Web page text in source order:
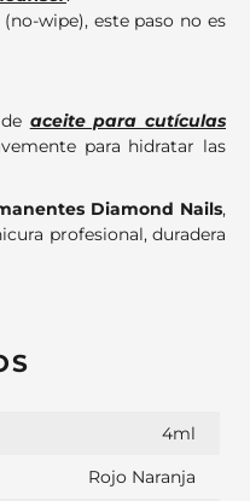
wipe), este paso no es
aceite para cutículas
para hidratar las
Diamond Nails,
profesional, duradera
4ml
Rojo Naranja